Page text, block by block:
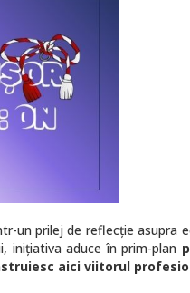
un prilej de reflecție asupra
inițiativa aduce în prim-plan
aici viitorul